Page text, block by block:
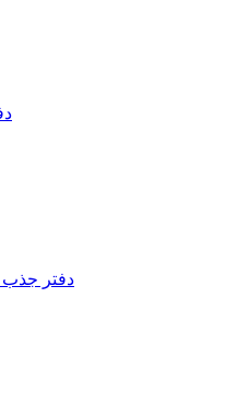
دفتر جذب